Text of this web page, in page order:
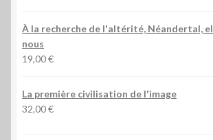
À la recherche de l'altérité, Néandertal,
nous
19,00€
La première civilisation de l'image
32,00€